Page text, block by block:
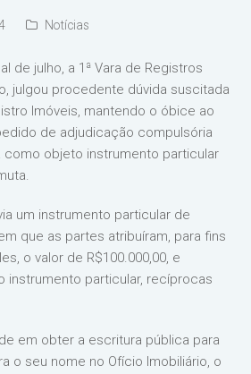
Notícias
de julho, a 1ª Vara de Registros
julgou procedente dúvida suscitada
Imóveis, mantendo o óbice ao
de adjudicação compulsória
como objeto instrumento particular
um instrumento particular de
que as partes atribuíram, para fins
o valor de R$100.000,00, e
instrumento particular, recíprocas
em obter a escritura pública para
o seu nome no Ofício Imobiliário, o